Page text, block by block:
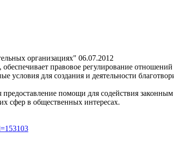
организациях" 06.07.2012
правовое регулирование
условия для создания и деятельности
помощи для содействия
сфер в общественных интересах.